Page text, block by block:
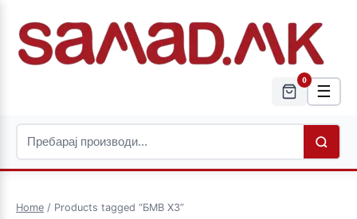
0
☰
Home / Products tagged “БМВ Х3”